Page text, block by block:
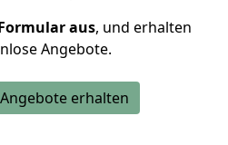
aus, und erhalten
Angebote.
erhalten